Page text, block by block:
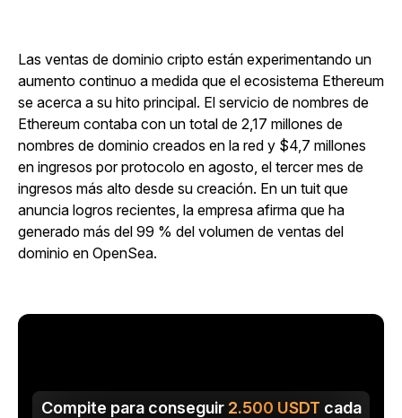
Las ventas de dominio cripto están experimentando un
aumento continuo a medida que el ecosistema Ethereum
se acerca a su hito principal. El servicio de nombres de
Ethereum contaba con un total de 2,17 millones de
nombres de dominio creados en la red y $4,7 millones
en ingresos por protocolo en agosto, el tercer mes de
ingresos más alto desde su creación. En un tuit que
anuncia logros recientes, la empresa afirma que ha
generado más del 99 % del volumen de ventas del
dominio en OpenSea.
Compite para conseguir 2.500 USDT cada